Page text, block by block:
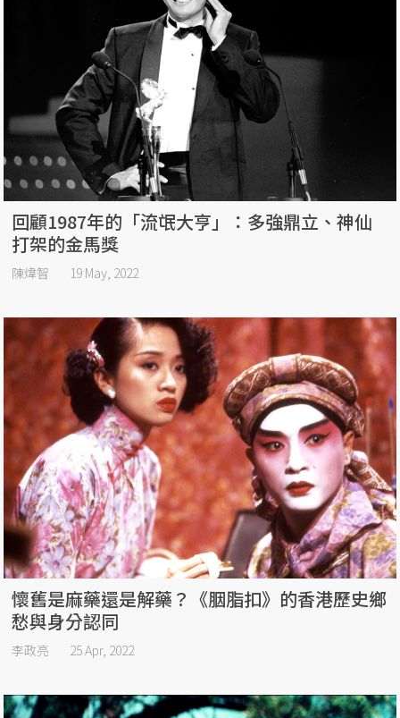
回顧1987年的「流氓大亨」：多強鼎立、神仙
打架的金馬獎
陳煒智 19 May, 2022
懷舊是麻藥還是解藥？《胭脂扣》的香港歷史鄉
愁與身分認同
李政亮 25 Apr, 2022